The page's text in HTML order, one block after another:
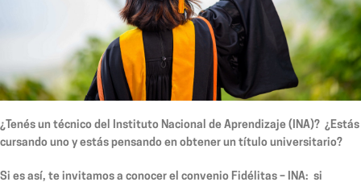
¿Tenés un técnico del Instituto Nacional de Aprendizaje (INA)? ¿Estás
cursando uno y estás pensando en obtener un título universitario?
Si es así, te invitamos a conocer el convenio Fidélitas – INA: si